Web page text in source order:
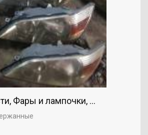
Фары и лампочки, Фары,